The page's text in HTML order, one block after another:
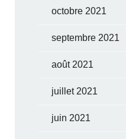
octobre 2021
septembre 2021
août 2021
juillet 2021
juin 2021